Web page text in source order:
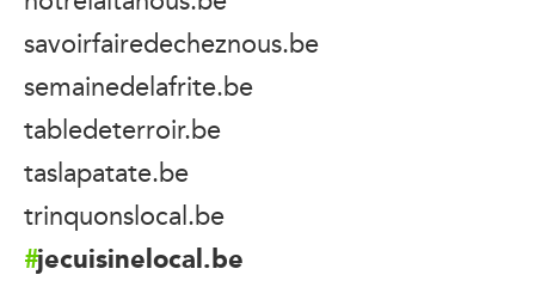
savoirfairedecheznous.be
semainedelafrite.be
tabledeterroir.be
taslapatate.be
trinquonslocal.be
jecuisinelocal.be